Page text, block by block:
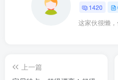
1420
这家伙很懒
上一篇